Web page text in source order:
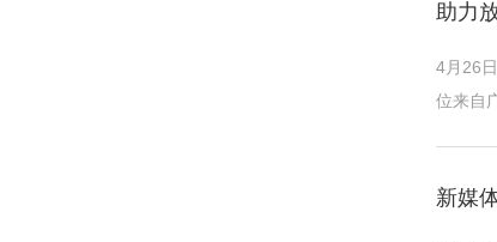
助力
4月26
位来自
新媒